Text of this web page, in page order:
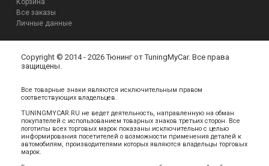
Корзина
Все заказы
Личные данные
Copyright © 2014 - 2026 Тюнинг от TuningMyCar. Все права
защищены.
Все товарные знаки являются исключительным правом
соответствующих владельцев.
TUNINGMYCAR.RU не ведет деятельность, направленную на обман
покупателей с использованием товарных знаков третьих сторон. Все
логотипы всех торговых марок показаны исключительно с целью
информирования посетителей о возможности применения деталей к
автомобилям, производителями которых являются владельцы торговых
марок.